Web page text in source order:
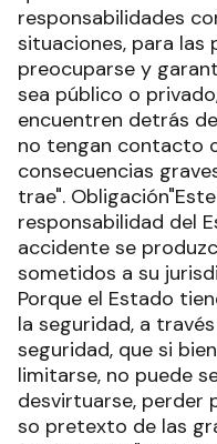
responsabilidades
situaciones, para las
preocuparse y
sea público o
encuentren detrás
no tengan contacto
consecuencias
trae".
responsabilidad del
accidente se
sometidos a su
Porque el Estado
la seguridad, a
seguridad, que si
limitarse, no puede
desvirtuarse, perder
so pretexto de las